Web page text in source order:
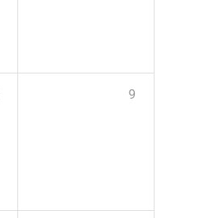
9